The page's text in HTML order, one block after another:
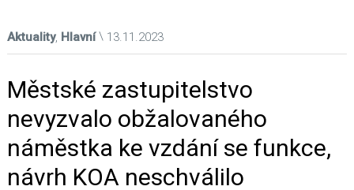
Aktuality, Hlavní 13.11.2023
Městské zastupitelstvo
nevyzvalo obžalovaného
náměstka ke vzdání se funkce,
návrh KOA neschválilo